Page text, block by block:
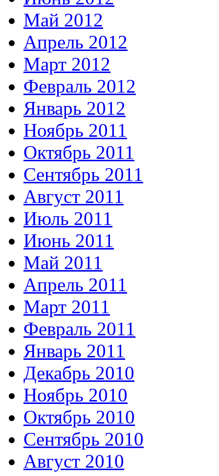
Май 2012
Апрель 2012
Март 2012
Февраль 2012
Январь 2012
Ноябрь 2011
Октябрь 2011
Сентябрь 2011
Август 2011
Июль 2011
Июнь 2011
Май 2011
Апрель 2011
Март 2011
Февраль 2011
Январь 2011
Декабрь 2010
Ноябрь 2010
Октябрь 2010
Сентябрь 2010
Август 2010